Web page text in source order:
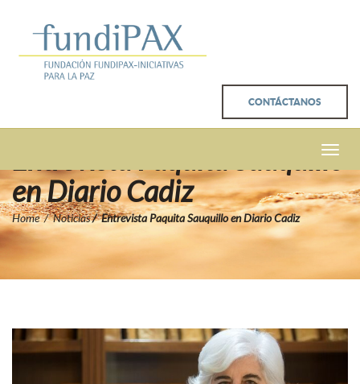
CONTÁCTANOS
Toggle
Entrevista Paquita Sauquillo
en Diario Cadiz
Home Noticias Entrevista Paquita Sauquillo en Diario Cadiz